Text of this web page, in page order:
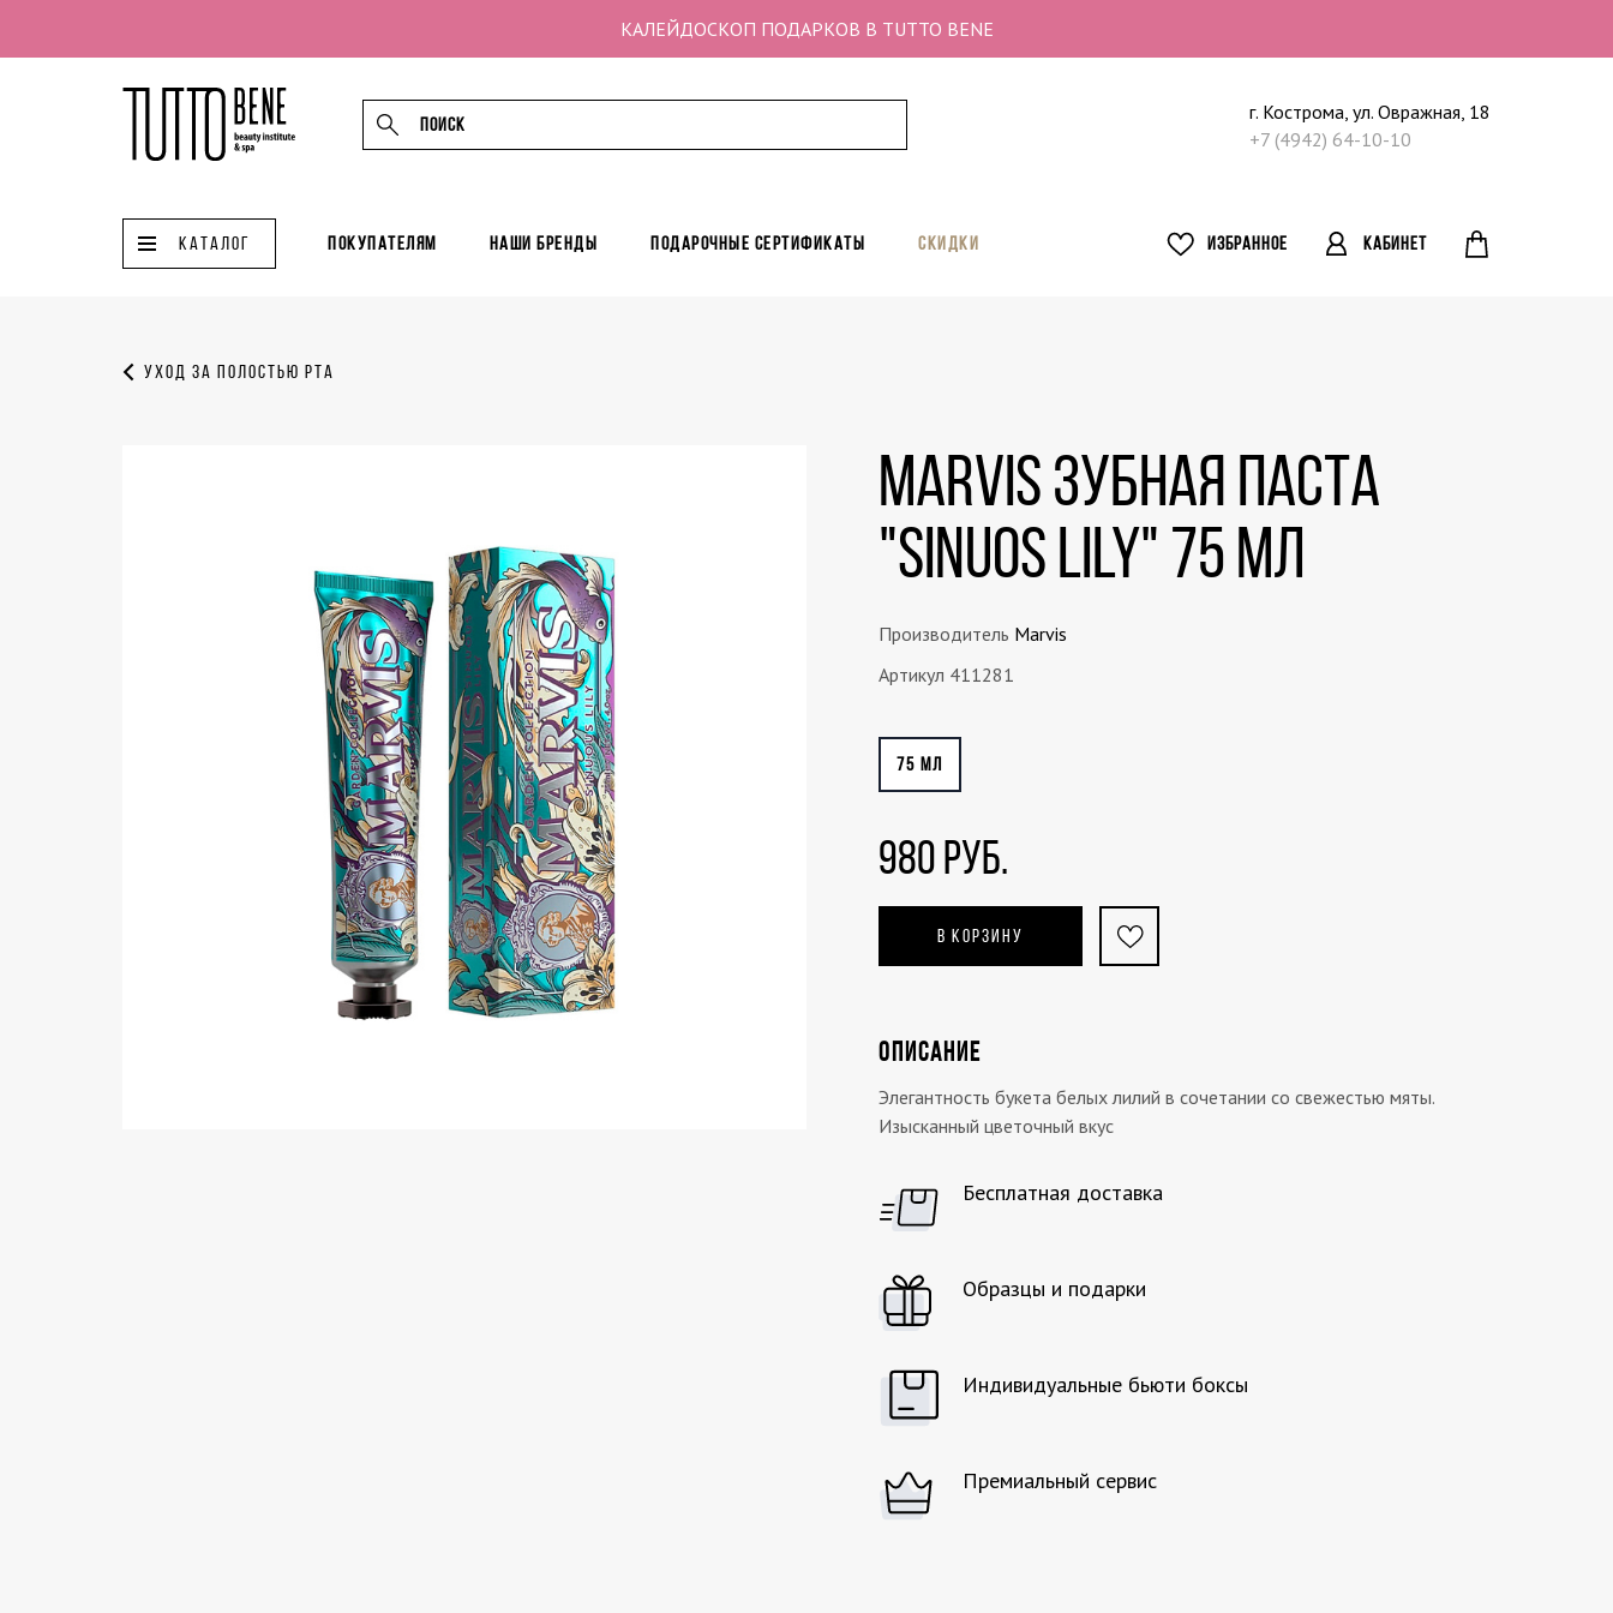
КАЛЕЙДОСКОП ПОДАРКОВ В TUTTO BENE
г. Кострома, ул. Овражная, 18
+7 (4942) 64-10-10
ИЗБРАННОЕ КАБИНЕТ
КАТАЛОГ Покупателям Наши бренды Подарочные сертификаты Скидки
Уход за полостью рта
MARVIS Зубная паста
"SINUOS LILY" 75 мл
Производитель Marvis
Артикул 411281
75 МЛ
980 РУБ.
В КОРЗИНУ
ОПИСАНИЕ
Элегантность букета белых лилий в сочетании со свежестью мяты.
Изысканный цветочный вкус
Бесплатная доставка
Образцы и подарки
Индивидуальные бьюти боксы
Премиальный сервис